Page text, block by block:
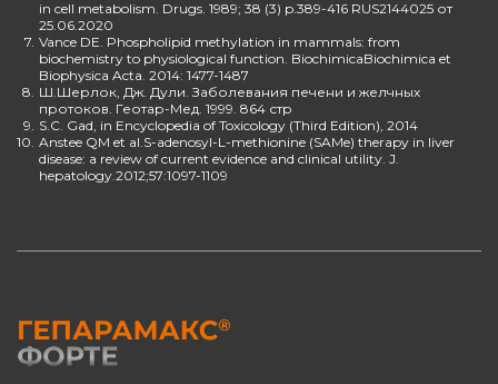
in cell metabolism. Drugs. 1989; 38 (3) p.389-416 RUS2144025 от
25.06.2020
7. Vance DE. Phospholipid methylation in mammals: from
biochemistry to physiological function. BiochimicaBiochimica et
Biophysica Acta. 2014: 1477-1487
8. Ш.Шерлок, Дж. Дули. Заболевания печени и желчных
протоков. Геотар-Мед. 1999. 864 стр
9. S.C. Gad, in Encyclopedia of Toxicology (Third Edition), 2014
10. Anstee QM et al.S-adenosyl-L-methionine (SAMe) therapy in liver
disease: a review of current evidence and clinical utility. J.
hepatology.2012;57:1097-1109